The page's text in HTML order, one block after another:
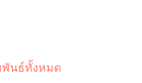
พันธ์ทั้งหมด